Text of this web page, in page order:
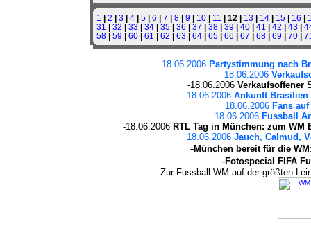
1 | 2 | 3 | 4| 5| 6 | 7 | 8| 9 | 10| 11 | 12 | 13 | 14| 15| 16 |
31 | 32 | 33 | 34| 35| 36 | 37 | 38| 39 | 40| 41 | 42 | 43 |
58| 59 | 60| 61 | 62 | 63 | 64| 65| 66 | 67 | 68| 69 | 70|
18.06.2006 Partystimmung nach
18.06.2006
-18.06.2006 Verkaufsoffener
18.06.2006 Ankunft Brasilien
18.06.2006 Fans
18.06.2006 Fussball
-18.06.2006 RTL Tag in München: zum
18.06.2006 Jauch, Calmud,
-München bereit für die WM
-Fotospecial FIFA
Zur Fussball WM auf der größten